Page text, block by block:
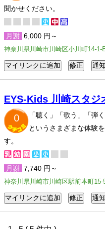
聞かせください。
月謝 6,000 円～
神奈川県川崎市川崎区小川町14-1-
EYS-Kids 川崎スタジ
0
「聴く」「歌う」「弾
というさまざまな体験
す。
月謝 7,740 円～
神奈川県川崎市川崎区駅前本町15-